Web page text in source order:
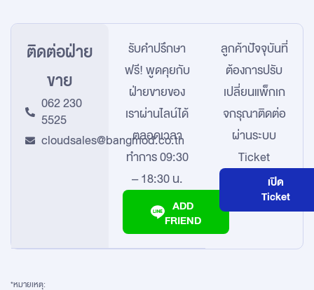
ติดต่อฝ่าย
ขาย
062 230
5525
cloudsales@bangmod.co.th
รับคำปรึกษา
ฟรี! พูดคุยกับ
ฝ่ายขายของ
เราผ่านไลน์ได้
ตลอดเวลา
ทำการ 09:30
– 18:30 น.
ADD
FRIEND
ลูกค้าปัจจุบันที่
ต้องการปรับ
เปลี่ยนแพ็กเก
จกรุณาติดต่อ
ผ่านระบบ
Ticket
เปิด
Ticket
*หมายเหตุ: